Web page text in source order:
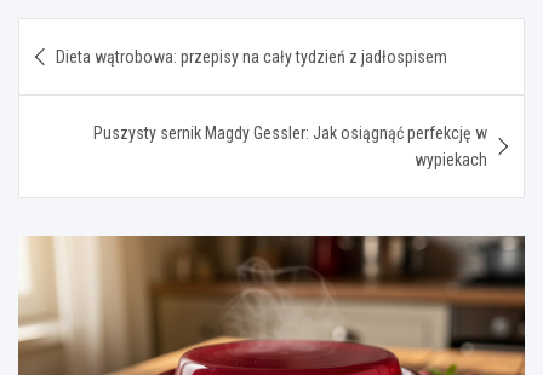
wpisu
Dieta wątrobowa: przepisy na cały tydzień z jadłospisem
Puszysty sernik Magdy Gessler: Jak osiągnąć perfekcję w
wypiekach